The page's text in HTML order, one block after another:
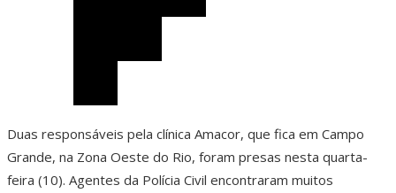
Duas responsáveis pela clínica Amacor, que fica em Campo
Grande, na Zona Oeste do Rio, foram presas nesta quarta-
feira (10). Agentes da Polícia Civil encontraram muitos